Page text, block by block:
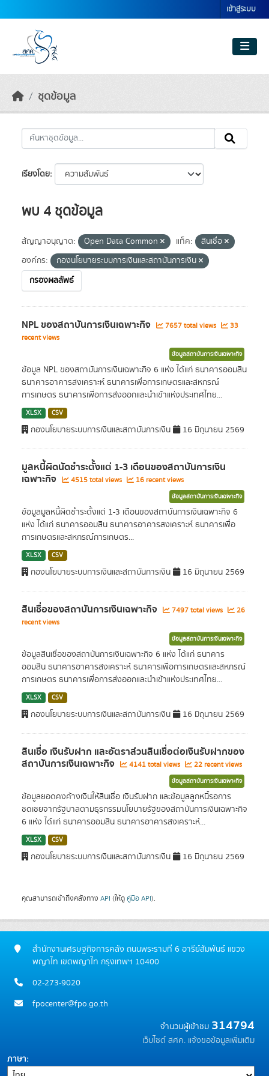
เข้าสู่ระบบ
ชุดข้อมูล
เรียงโดย
พบ 4 ชุดข้อมูล
สัญญาอนุญาต: Open Data Common แท็ค:
สินเชื่อ
องค์กร:
กองนโยบายระบบการเงินและสถาบันการเงิน
กรองผลลัพธ์
NPL ของสถาบันการเงินเฉพาะกิจ 7657 total views
33
recent views
ข้อมูลสถาบันการเงินเฉพาะกิจ
ข้อมูล NPL ของสถาบันการเงินเฉพาะกิจ 6 แห่ง ได้แก่ ธนาคารออมสิน
ธนาคารอาคารสงเคราะห์ ธนาคารเพื่อการเกษตรและสหกรณ์
การเกษตร ธนาคารเพื่อการส่งออกและนำเข้าแห่งประเทศไทย...
XLSX CSV
กองนโยบายระบบการเงินและสถาบันการเงิน 16 มิถุนายน 2569
มูลหนี้ผิดนัดชำระตั้งแต่ 1-3 เดือนของสถาบันการเงิน
เฉพาะกิจ 4515 total views 16 recent views
ข้อมูลสถาบันการเงินเฉพาะกิจ
ข้อมูลมูลหนี้ผิดชำระตั้งแต่ 1-3 เดือนของสถาบันการเงินเฉพาะกิจ 6
แห่ง ได้แก่ ธนาคารออมสิน ธนาคารอาคารสงเคราะห์ ธนาคารเพื่อ
การเกษตรและสหกรณ์การเกษตร...
XLSX CSV
กองนโยบายระบบการเงินและสถาบันการเงิน 16 มิถุนายน 2569
สินเชื่อของสถาบันการเงินเฉพาะกิจ 7497 total views
26
recent views
ข้อมูลสถาบันการเงินเฉพาะกิจ
ข้อมูลสินเชื่อของสถาบันการเงินเฉพาะกิจ 6 แห่ง ได้แก่ ธนาคาร
ออมสิน ธนาคารอาคารสงเคราะห์ ธนาคารเพื่อการเกษตรและสหกรณ์
การเกษตร ธนาคารเพื่อการส่งออกและนำเข้าแห่งประเทศไทย...
XLSX CSV
กองนโยบายระบบการเงินและสถาบันการเงิน 16 มิถุนายน 2569
สินเชื่อ เงินรับฝาก และอัตราส่วนสินเชื่อต่อเงินรับฝากของ
สถาบันการเงินเฉพาะกิจ 4141 total views 22 recent views
ข้อมูลสถาบันการเงินเฉพาะกิจ
ข้อมูลยอดคงค้างเงินให้สินเชื่อ เงินรับฝาก และข้อมูลลูกหนี้รอการ
ชดเชยจากรัฐบาลตามธุรกรรมนโยบายรัฐของสถาบันการเงินเฉพาะกิจ
6 แห่ง ได้แก่ ธนาคารออมสิน ธนาคารอาคารสงเคราะห์...
XLSX CSV
กองนโยบายระบบการเงินและสถาบันการเงิน 16 มิถุนายน 2569
คุณสามารถเข้าถึงคลังทาง API (ให้ดู คู่มือ API).
สำนักงานเศรษฐกิจการคลัง ถนนพระรามที่ 6 อารีย์สัมพันธ์ แขวง
พญาไท เขตพญาไท กรุงเทพฯ 10400
02-273-9020
fpocenter@fpo.go.th
จำนวนผู้เข้าชม 314794
เว็บไซต์ สศค. แจ้งขอข้อมูลเพิ่มเติม
ภาษา